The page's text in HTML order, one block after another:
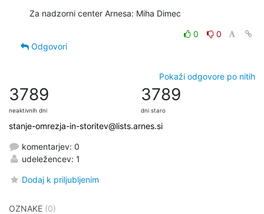
Za nadzorni center Arnesa: Miha Dimec
0
0
Odgovori
Pokaži odgovore po nitih
3789
neaktivnih dni
3789
dni staro
stanje-omrezja-in-storitev@lists.arnes.si
komentarjev: 0
udeležencev: 1
Dodaj k priljubljenim
OZNAKE (0)